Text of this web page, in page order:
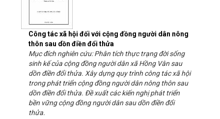
Công tác xã hội đối với cộng đồng người dân nông
thôn sau dồn điền đổi thửa
Mục đích nghiên cứu: Phân tích thực trạng đời sống
sinh kế của cộng đồng người dân xã Hồng Vân sau
dồn điền đổi thửa. Xây dựng quy trình công tác xã hội
trong phát triển cộng đồng người dân nông thôn sau
dồn điền đổi thửa. Đề xuất các kiến nghị phát triển
bền vững cộng đồng người dân sau dồn điền đổi
thửa.